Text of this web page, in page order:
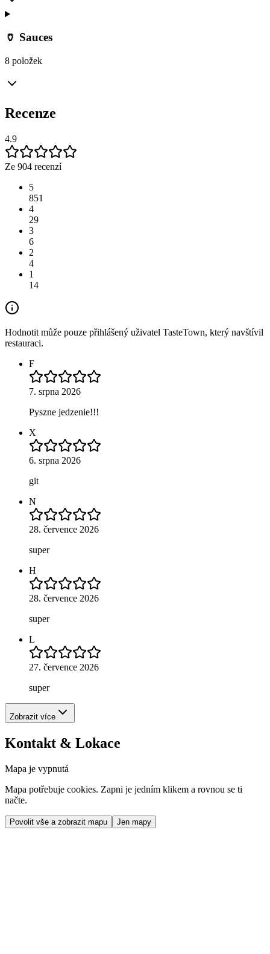
🏺 Sauces
8 položek
Recenze
4.9
Ze 904 recenzí
5
851
4
29
3
6
2
4
1
14
Hodnotit může pouze přihlášený uživatel TasteTown, který navštívil
restauraci.
F
7. srpna 2026
Pyszne jedzenie!!!
X
6. srpna 2026
git
N
28. července 2026
super
H
28. července 2026
super
L
27. července 2026
super
Zobrazit více
Kontakt & Lokace
Mapa je vypnutá
Mapa potřebuje cookies. Zapni je jedním klikem a rovnou se ti
načte.
Povolit vše a zobrazit mapu Jen mapy